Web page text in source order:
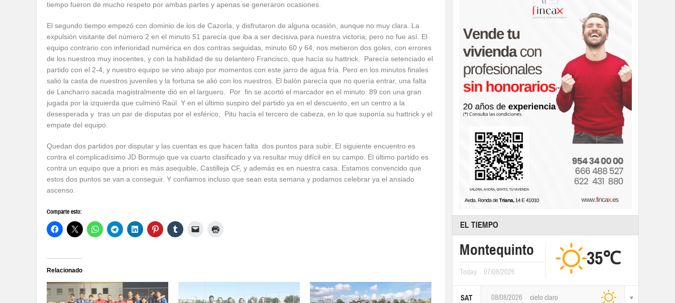
tiempo fueron de mucho respeto por ambas partes y apenas se generaron ocasiones.
El segundo tiempo empezó con dominio de los de Cazorla, y disfrutaron de alguna ocasión, aunque no muy clara. La
expulsión visitante del número 2 en el minuto 51 parecía que iba a ser decisiva para nuestra victoria, pero no fue así. El
equipo contrario con inferioridad numérica en dos contras seguidas, minuto 60 y 64, nos metieron dos goles, con errores
de los nuestros muy inocentes, y con la habilidad de su delantero Francisco, que hacía su hattrick. Parecía setenciado el
partido con el 2-4, y nuestro equipo se vino abajo por momentos con este jarro de agua fría. Pero en los minutos finales
salió la casta de nuestros juveniles y la fortuna se alió con los nuestros. El balón parecía que no quería entrar, una falta
de Lancharro sacada magistralmente dió en el larguero. Por fin se acortó el marcador en el minuto 89 con una gran
jugada por la izquierda que culminó Raúl. Y en el último suspiro del partido ya en el descuento, en un centro a la
desesperada y tras un par de disputas por el esférico, Pitu hacía el tercero de cabeza, en lo que suponía su hattrick y el
empate del equipo.
Quedan dos partidos por disputar y las cuentas es que hacen falta dos puntos para subir. El siguiente encuentro es
contra el complicadísimo JD Bormujo que va cuarto clasificado y va resultar muy difícil en su campo. El último partido es
contra un equipo que a priori es más asequible, Castilleja CF, y además es en nuestra casa. Estamos convencido que
estos dos puntos se van a conseguir. Y confiamos incluso que sean esta semana y podamos celebrar ya el ansiado
ascenso.
Comparte esto:
Relacionado
EL TIEMPO
Montequinto
Today 07/08/2026
35℃
SAT 08/08/2026 cielo claro